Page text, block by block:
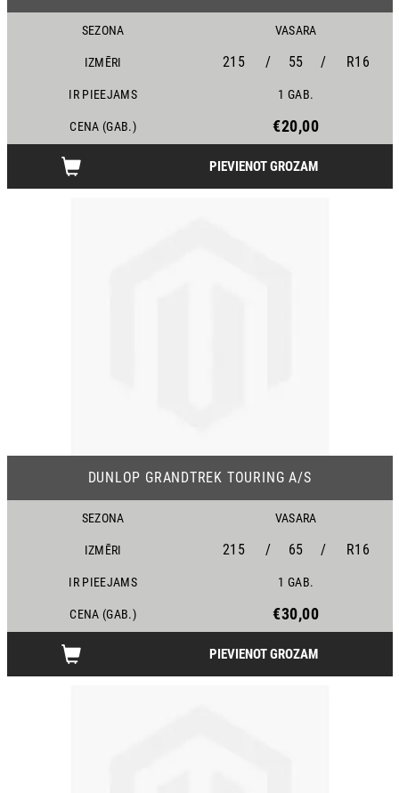
SEZONA VASARA
IZMĒRI 215 / 55 / R16
IR PIEEJAMS 1 GAB.
CENA (GAB.) €20,00
PIEVIENOT GROZAM
DUNLOP GRANDTREK TOURING A/S
SEZONA VASARA
IZMĒRI 215 / 65 / R16
IR PIEEJAMS 1 GAB.
CENA (GAB.) €30,00
PIEVIENOT GROZAM